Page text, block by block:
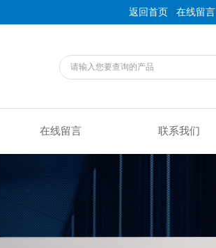
返回首页 | 在线留言
在线留言 联系我们